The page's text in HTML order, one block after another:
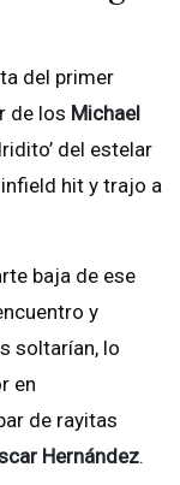
del primer
de los Michael
del estelar
hit y trajo a
baja de ese
y
soltarían, lo
en
de rayitas
Hernández.